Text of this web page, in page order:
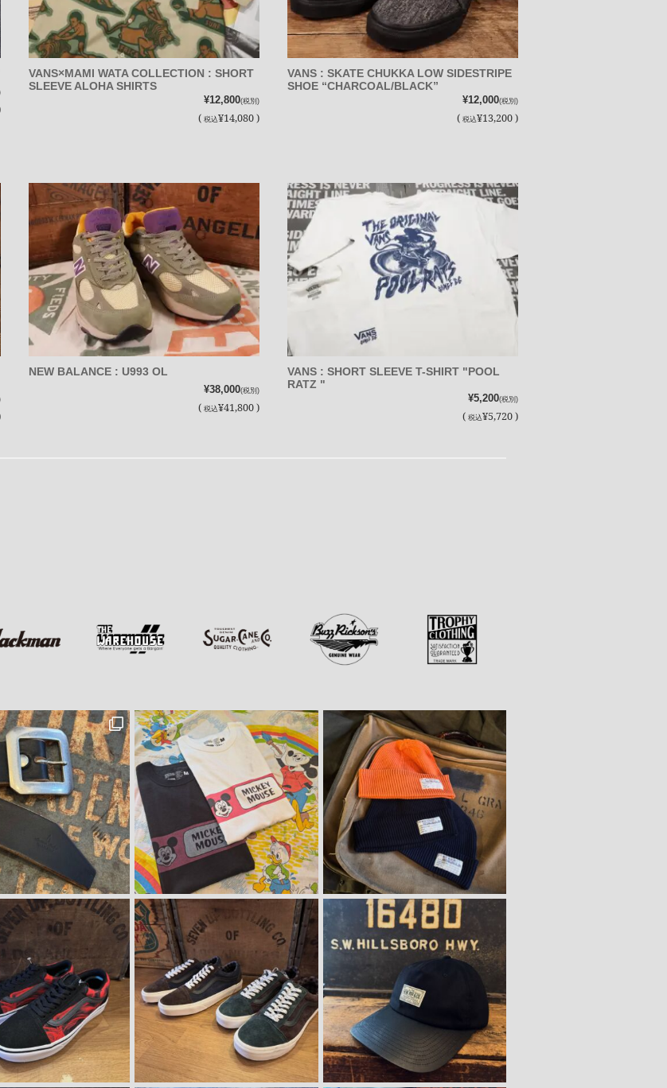
VANS×MAMI WATA COLLECTION : SHORT
SLEEVE ALOHA SHIRTS
¥12,800(税別)
( 税込¥14,080 )
VANS : SKATE CHUKKA LOW SIDESTRIPE
SHOE “CHARCOAL/BLACK”
¥12,000(税別)
( 税込¥13,200 )
NEW BALANCE : U993 OL
¥38,000(税別)
( 税込¥41,800 )
VANS : SHORT SLEEVE T-SHIRT "POOL
RATZ "
¥5,200(税別)
( 税込¥5,720 )